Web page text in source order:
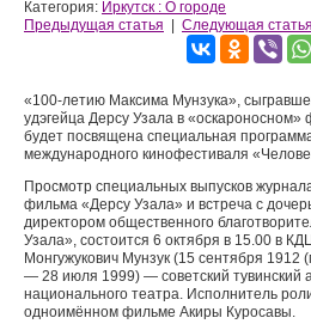
Категория: Иркутск : О городе
Предыдущая статья
Следующая статья
«100-летию Максима Мунзука»,
удэгейца Дерсу Узала в
будет посвящена специальная
международного кинофестиваля
Просмотр специальных выпусков
фильма «Дерсу Узала» и встреча с
директором общественного
Узала», состоится 6 октября в 15.00 в
Монгужукович Мунзук (15 сентября
— 28 июля 1999) — советский тувинский
национального театра. Исполнитель
одноимённом фильме Акиры Куросавы.